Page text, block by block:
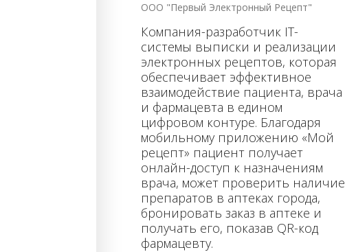
ООО "Первый Электронный Рецепт"
Компания-разработчик IT-
системы выписки и реализации
электронных рецептов, которая
обеспечивает эффективное
взаимодействие пациента, врача
и фармацевта в едином
цифровом контуре. Благодаря
мобильному приложению «Мой
рецепт» пациент получает
онлайн-доступ к назначениям
врача, может проверить наличие
препаратов в аптеках города,
бронировать заказ в аптеке и
получать его, показав QR-код
фармацевту.